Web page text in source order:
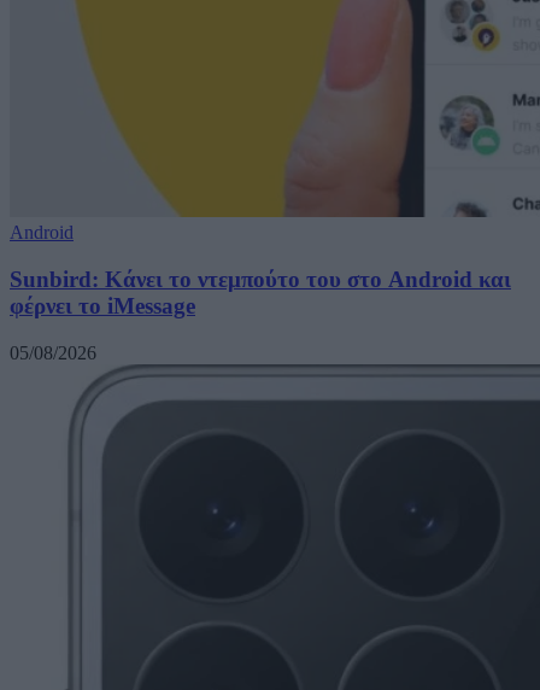
Android
Sunbird: Κάνει το ντεμπούτο του στο Android και
φέρνει το iMessage
05/08/2026